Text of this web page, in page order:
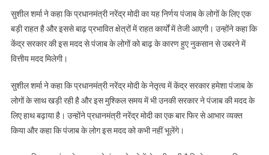
सुशील शर्मा ने कहा कि प्रधानमंत्री नरेंद्र मोदी का यह निर्णय पंजाब के लोगों के लिए एक
बड़ी राहत है और इससे बाढ़ प्रभावित क्षेत्रों में राहत कार्यों में तेजी आएगी। उन्होंने कहा कि
केंद्र सरकार की इस मदद से पंजाब के लोगों को बाढ़ के कारण हुए नुकसान से उबरने में
वित्तीय मदद मिलेगी।
सुशील शर्मा ने कहा कि प्रधानमंत्री नरेंद्र मोदी के नेतृत्व में केंद्र सरकार हमेशा पंजाब के
लोगों के साथ खड़ी रही है और इस मुश्किल समय में भी उनकी सरकार ने पंजाब की मदद के
लिए हाथ बढ़ाया है। उन्होंने प्रधानमंत्री नरेंद्र मोदी का एक बार फिर से आभार व्यक्त
किया और कहा कि पंजाब के लोग इस मदद को कभी नहीं भूलेंगे।